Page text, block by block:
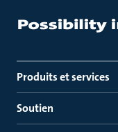
Produits et services
Soutien